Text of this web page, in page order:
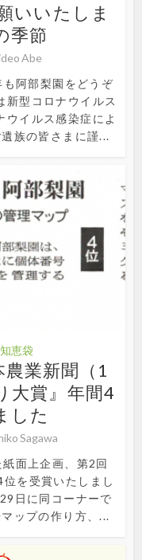
いいたしま
季節
Abe
阿部梨園をどうぞ
新型コロナウイルス
ウイルス感染症によ
族の皆さまに謹...
恵袋
農業新聞（1
大賞』年間4
した
Sagawa
面上企画、第2回
位を受賞いたしまし
日に同コーナーで
ップの作り方、...